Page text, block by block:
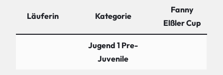
Läuferin Kategorie
Fanny
Elßler Cup
Jugend 1 Pre-
Juvenile